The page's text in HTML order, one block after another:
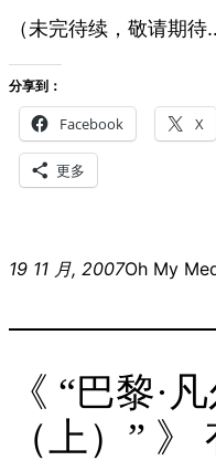
（未完待续，敬请期待
分享到：
Facebook X
更多
19 11 月, 2007Oh My
《 “巴黎·
（上）”